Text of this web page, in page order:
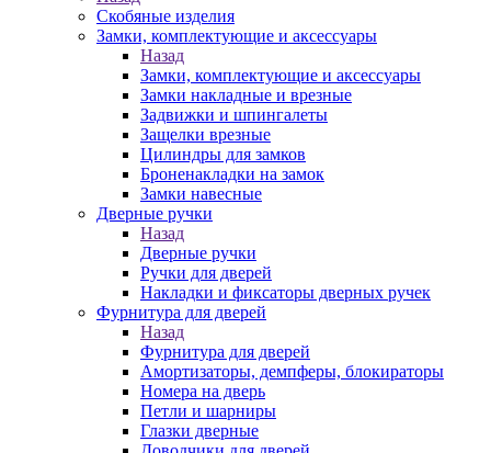
Скобяные изделия
Замки, комплектующие и аксессуары
Назад
Замки, комплектующие и аксессуары
Замки накладные и врезные
Задвижки и шпингалеты
Защелки врезные
Цилиндры для замков
Броненакладки на замок
Замки навесные
Дверные ручки
Назад
Дверные ручки
Ручки для дверей
Накладки и фиксаторы дверных ручек
Фурнитура для дверей
Назад
Фурнитура для дверей
Амортизаторы, демпферы, блокираторы
Номера на дверь
Петли и шарниры
Глазки дверные